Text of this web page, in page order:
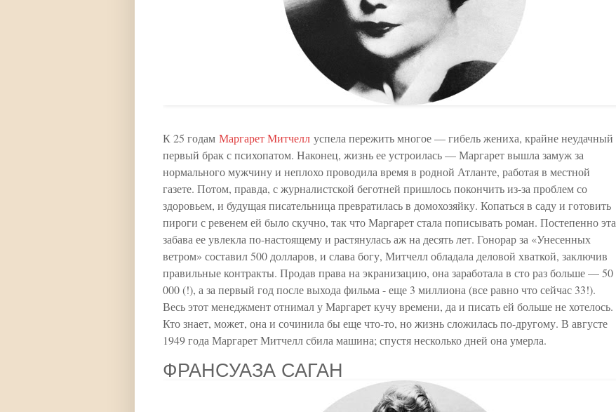
К 25 годам Маргарет Митчелл успела пережить многое — гибель жениха, крайне неудачный
первый брак с психопатом. Наконец, жизнь ее устроилась — Маргарет вышла замуж за
нормального мужчину и неплохо проводила время в родной Атланте, работая в местной
газете. Потом, правда, с журналистской беготней пришлось покончить из-за проблем со
здоровьем, и будущая писательница превратилась в домохозяйку. Копаться в саду и готовить
пироги с ревенем ей было скучно, так что Маргарет стала пописывать роман. Постепенно эта
забава ее увлекла по-настоящему и растянулась аж на десять лет. Гонорар за «Унесенных
ветром» составил 500 долларов, и слава богу, Митчелл обладала деловой хваткой, заключив
правильные контракты. Продав права на экранизацию, она заработала в сто раз больше — 50
000 (!), а за первый год после выхода фильма - еще 3 миллиона (все равно что сейчас 33!).
Весь этот менеджмент отнимал у Маргарет кучу времени, да и писать ей больше не хотелось.
Кто знает, может, она и сочинила бы еще что-то, но жизнь сложилась по-другому. В августе
1949 года Маргарет Митчелл сбила машина; спустя несколько дней она умерла.
ФРАНСУАЗА САГАН